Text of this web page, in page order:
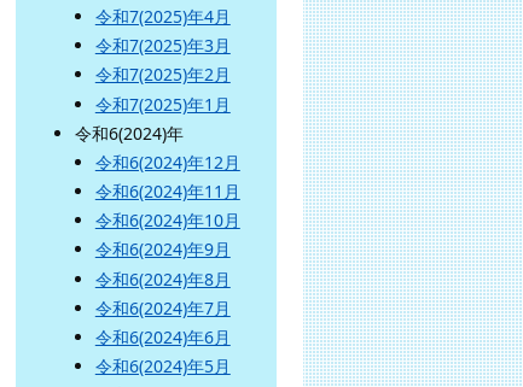
令和7(2025)年4月
令和7(2025)年3月
令和7(2025)年2月
令和7(2025)年1月
令和6(2024)年
令和6(2024)年12月
令和6(2024)年11月
令和6(2024)年10月
令和6(2024)年9月
令和6(2024)年8月
令和6(2024)年7月
令和6(2024)年6月
令和6(2024)年5月